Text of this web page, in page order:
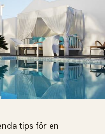
tips för en